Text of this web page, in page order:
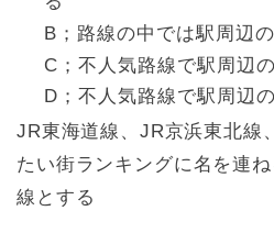
B；路線の中では駅周辺
C；不人気路線で駅周辺
D；不人気路線で駅周辺
JR東海道線、JR京浜東北線
たい街ランキングに名を連
線とする